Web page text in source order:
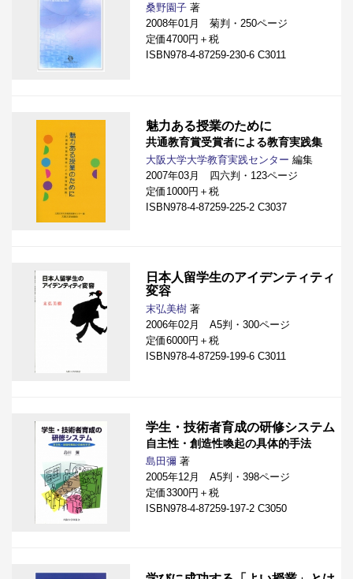
桑野園子 著
2008年01月 菊判・250ページ
定価4700円＋税
ISBN978-4-87259-230-6 C3011
魅力ある授業のために
共通教育賞受賞者による教育実践集
大阪大学大学教育実践センター 編集
2007年03月 四六判・123ページ
定価1000円＋税
ISBN978-4-87259-225-2 C3037
日本人留学生のアイデンティティ
変容
末弘美樹 著
2006年02月 A5判・300ページ
定価6000円＋税
ISBN978-4-87259-199-6 C3011
学生・技術者育成の研修システム
自主性・創造性喚起の具体的手法
島田彌 著
2005年12月 A5判・398ページ
定価3300円＋税
ISBN978-4-87259-197-2 C3050